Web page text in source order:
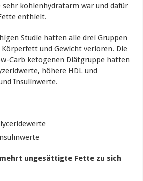
sehr kohlenhydratarm war und dafür
enthielt.
Studie hatten alle drei Gruppen
und Gewicht verloren. Die
Carb ketogenen Diätgruppe hatten
höhere HDL und
Insulinwerte.
ungesättigte Fette zu sich